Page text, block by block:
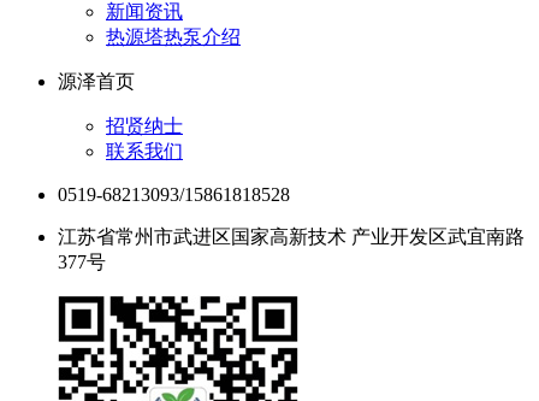
新闻资讯
热源塔热泵介绍
源泽首页
招贤纳士
联系我们
0519-68213093/15861818528
江苏省常州市武进区国家高新技术 产业开发区武宜南路
377号